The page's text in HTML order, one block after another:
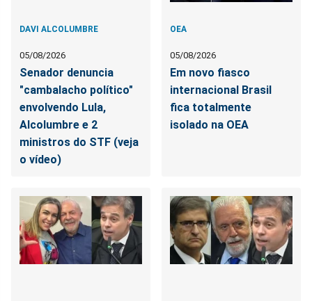
DAVI ALCOLUMBRE
05/08/2026
Senador denuncia
"cambalacho político"
envolvendo Lula,
Alcolumbre e 2
ministros do STF (veja
o vídeo)
OEA
05/08/2026
Em novo fiasco
internacional Brasil
fica totalmente
isolado na OEA